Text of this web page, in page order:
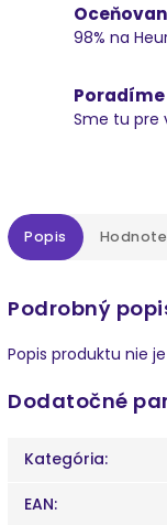
98% na
Sme tu pre
Popis
Podrobný
Popis produktu nie
Dodatočné
Kategória:
EAN: